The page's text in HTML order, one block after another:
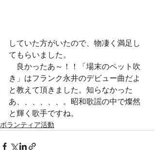
していた方がいたので、物凄く満足し
てもらいました。
良かったあ～！！「場末のペット吹
き」はフランク永井のデビュー曲だよ
と教えて頂きました。知らなかった
あ、、、、、、。昭和歌謡の中で燦然
と輝く歌手ですね。
ボランティア活動